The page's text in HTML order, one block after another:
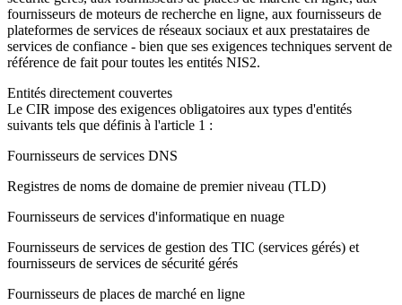
fournisseurs de moteurs de recherche en ligne, aux fournisseurs de
plateformes de services de réseaux sociaux et aux prestataires de
services de confiance - bien que ses exigences techniques servent de
référence de fait pour toutes les entités NIS2.
Entités directement couvertes
Le CIR impose des exigences obligatoires aux types d'entités
suivants tels que définis à l'article 1 :
Fournisseurs de services DNS
Registres de noms de domaine de premier niveau (TLD)
Fournisseurs de services d'informatique en nuage
Fournisseurs de services de gestion des TIC (services gérés) et
fournisseurs de services de sécurité gérés
Fournisseurs de places de marché en ligne